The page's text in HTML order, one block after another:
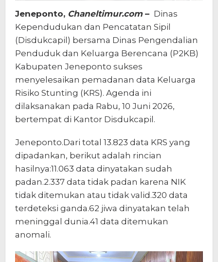
Jeneponto, Chaneltimur.com– Dinas
Kependudukan dan Pencatatan Sipil
(Disdukcapil) bersama Dinas Pengendalian
Penduduk dan Keluarga Berencana (P2KB)
Kabupaten Jeneponto sukses
menyelesaikan pemadanan data Keluarga
Risiko Stunting (KRS). Agenda ini
dilaksanakan pada Rabu, 10 Juni 2026,
bertempat di Kantor Disdukcapil.
Jeneponto.Dari total 13.823 data KRS yang
dipadankan, berikut adalah rincian
hasilnya:11.063 data dinyatakan sudah
padan.2.337 data tidak padan karena NIK
tidak ditemukan atau tidak valid.320 data
terdeteksi ganda.62 jiwa dinyatakan telah
meninggal dunia.41 data ditemukan
anomali.